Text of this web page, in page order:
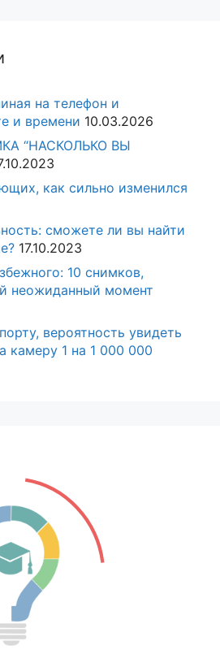
на телефон и
и времени 10.03.2026
“НАСКОЛЬКО ВЫ
как сильно изменился
сможете ли вы найти
17.10.2023
10 снимков,
неожиданный момент
вероятность увидеть
камеру 1 на 1 000 000